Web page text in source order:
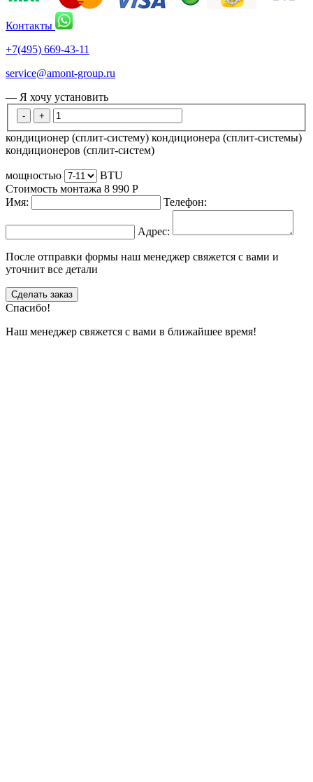
Контакты
+7(495) 669-43-11
service@amont-group.ru
— Я хочу установить
- +
кондиционер (сплит-систему) кондиционера (сплит-системы)
кондиционеров (сплит-систем)
мощностью
BTU
Стоимость монтажа 8 990 Р
Имя:
Телефон:
Адрес:
После отправки формы наш менеджер свяжется с вами и
уточнит все детали
Сделать заказ
Спасибо!
Наш менеджер свяжется с вами в ближайшее время!